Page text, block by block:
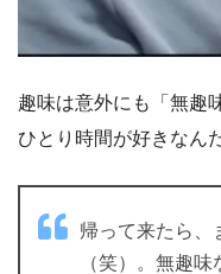
趣味は意外にも「無趣
ひとり時間が好きなん
帰って来たら、
（笑）。無趣